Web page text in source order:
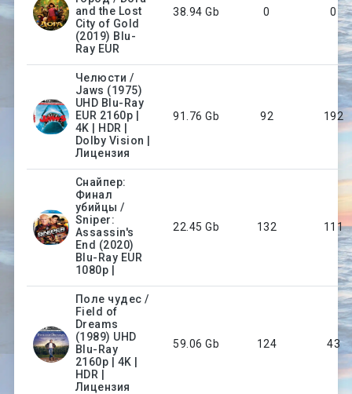
and the Lost
City of Gold
(2019) Blu-
Ray EUR
38.94 Gb 0 0
Челюсти /
Jaws (1975)
UHD Blu-Ray
EUR 2160p |
4K | HDR |
Dolby Vision |
Лицензия
91.76 Gb 92 192
Снайпер:
Финал
убийцы /
Sniper:
Assassin's
End (2020)
Blu-Ray EUR
1080p |
22.45 Gb 132 111
Поле чудес /
Field of
Dreams
(1989) UHD
Blu-Ray
2160p | 4K |
HDR |
Лицензия
59.06 Gb 124 43